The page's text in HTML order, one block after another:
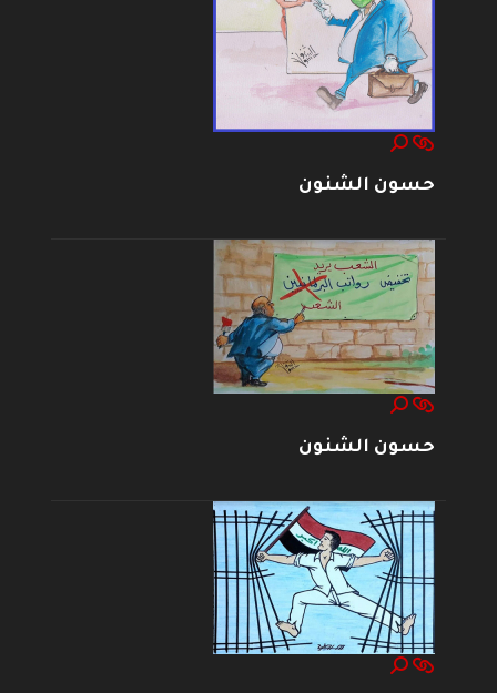
حسون الشنون
حسون الشنون